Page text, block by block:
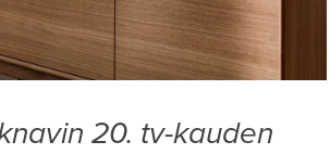
20. tv-kauden